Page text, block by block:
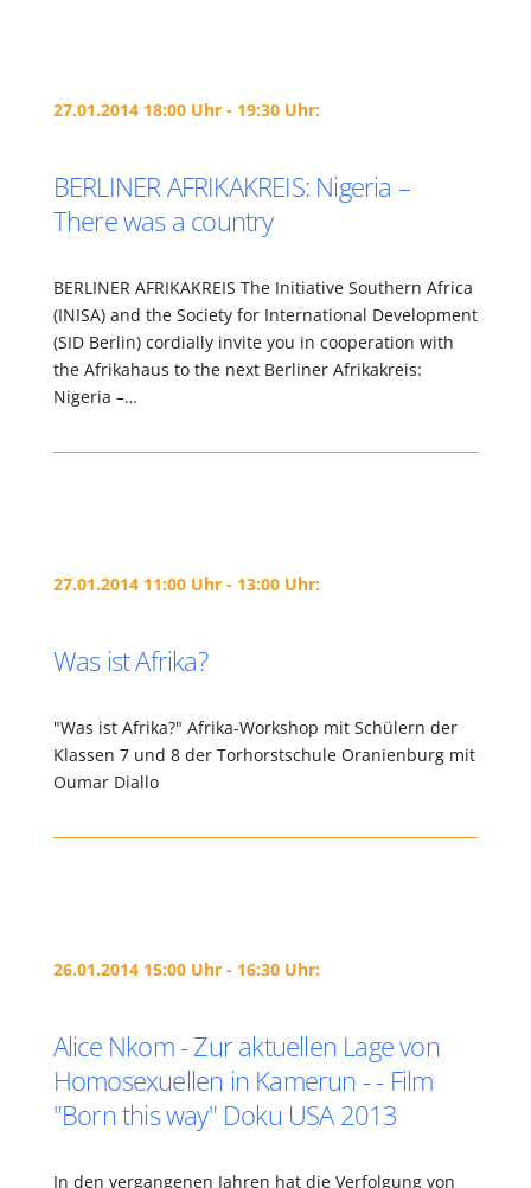
27.01.2014 18:00 Uhr - 19:30 Uhr:
BERLINER AFRIKAKREIS: Nigeria –
There was a country
BERLINER AFRIKAKREIS The Initiative Southern Africa
(INISA) and the Society for International Development
(SID Berlin) cordially invite you in cooperation with
the Afrikahaus to the next Berliner Afrikakreis:
Nigeria –…
27.01.2014 11:00 Uhr - 13:00 Uhr:
Was ist Afrika?
"Was ist Afrika?" Afrika-Workshop mit Schülern der
Klassen 7 und 8 der Torhorstschule Oranienburg mit
Oumar Diallo
26.01.2014 15:00 Uhr - 16:30 Uhr:
Alice Nkom - Zur aktuellen Lage von
Homosexuellen in Kamerun - - Film
"Born this way" Doku USA 2013
In den vergangenen Jahren hat die Verfolgung von